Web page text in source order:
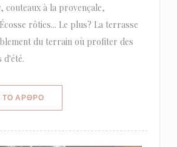
couteaux à la provençale,
rôties... Le plus? La terrasse
du terrain où profiter des
d'été.
ΤΟ ΆΡΘΡΟ